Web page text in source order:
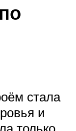
стала
и